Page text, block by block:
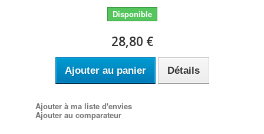
Disponible
28,80 €
Ajouter au panier Détails
Ajouter à ma liste d'envies
Ajouter au comparateur